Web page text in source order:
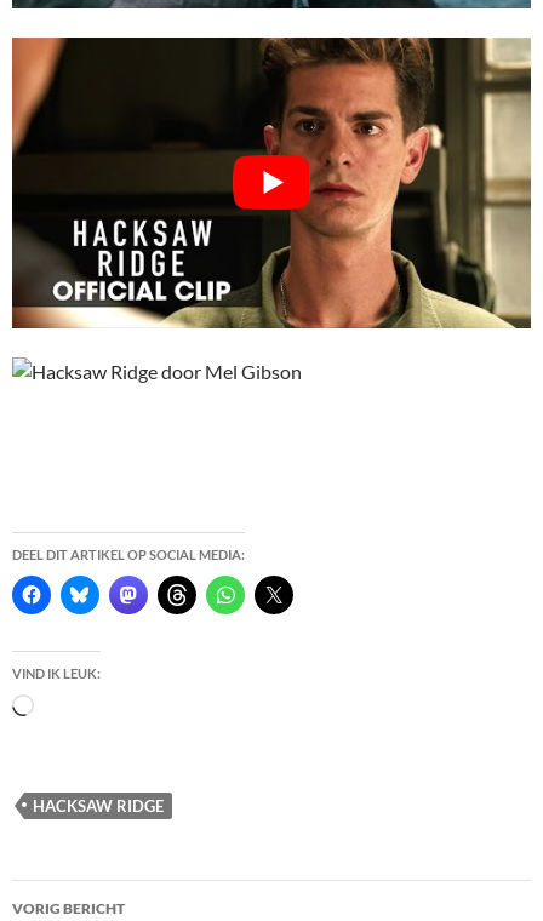
DEEL DIT ARTIKEL OP SOCIAL MEDIA:
VIND IK LEUK:
Bezig
HACKSAW RIDGE
Berichtnavigatie
VORIG BERICHT